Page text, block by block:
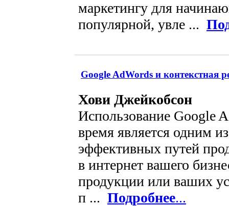
маркетингу для
популярной, увле ...
Google AdWords и контекстная
Хови Джейкобсон
Использование Google
время является одним
эффективных путей
в интернет вашего
продукции или ваших
п ... Подробнее...